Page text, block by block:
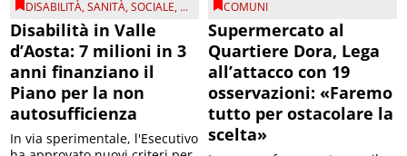
DISABILITÀ,SANITÀ,SOCIALE, ...
Disabilità in Valle
d’Aosta: 7 milioni in 3
anni finanziano il
Piano per la non
autosufficienza
In via sperimentale, l'Esecutivo
COMUNI
Supermercato al
Quartiere Dora, Lega
all’attacco con 19
osservazioni: «Faremo
tutto per ostacolare la
scelta»